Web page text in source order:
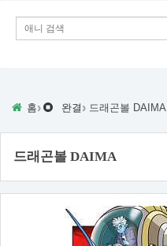
홈› 완결 › 드래곤볼 DAIMA
드래곤볼 DAIMA